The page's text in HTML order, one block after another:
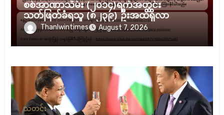
စစ်အာဏာသိမ်း (၂၀၁၄)ရက်အတွင်း
သတ်ဖြတ်ခံရသူ (၈၂၃၉) ဦးအထိရှိလာ
Thanlwintimes August 7, 2026
သတင်း